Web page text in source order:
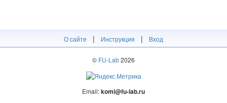
О сайте | Инструкция | Вход
© FU-Lab2026
Email:komi@fu-lab.ru